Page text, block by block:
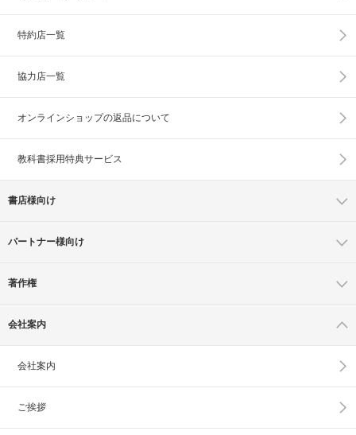
特約店一覧
協力店一覧
オンラインショップの返品について
教科書採用特典サービス
書店様向け
パートナー様向け
著作権
会社案内
会社案内
ご挨拶